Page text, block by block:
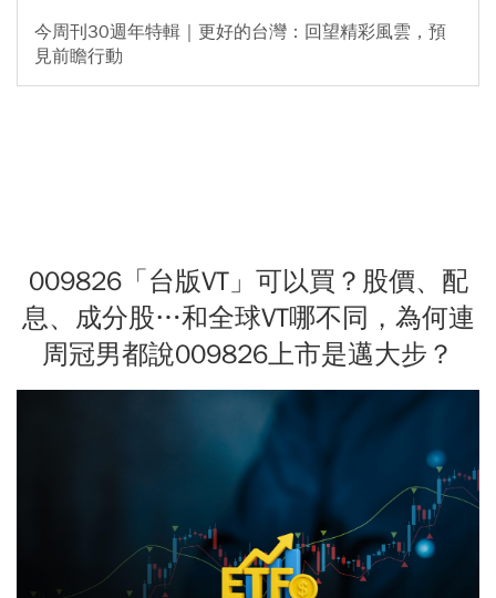
今周刊30週年特輯｜更好的台灣：回望精彩風雲，預
見前瞻行動
009826「台版VT」可以買？股價、配
息、成分股…和全球VT哪不同，為何連
周冠男都說009826上市是邁大步？